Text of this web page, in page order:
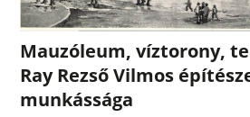
Mauzóleum, víztorony,
Ray Rezső Vilmos
munkássága